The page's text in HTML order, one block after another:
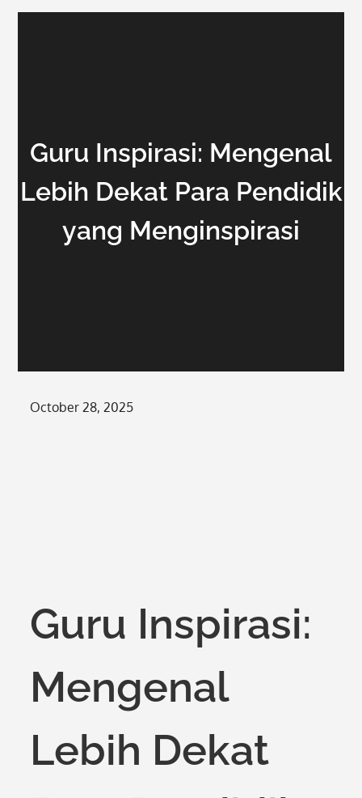
Guru Inspirasi: Mengenal
Lebih Dekat Para Pendidik
yang Menginspirasi
Posted
October 28, 2025
Guru Inspirasi:
Mengenal
Lebih Dekat